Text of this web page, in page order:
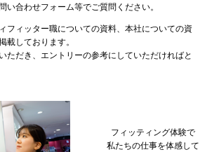
い合わせフォーム等でご質問ください。
フィッター職についての資料、本社についての資
載しております。
ただき、エントリーの参考にしていただければと
フィッティング体験で
私たちの仕事を体感して